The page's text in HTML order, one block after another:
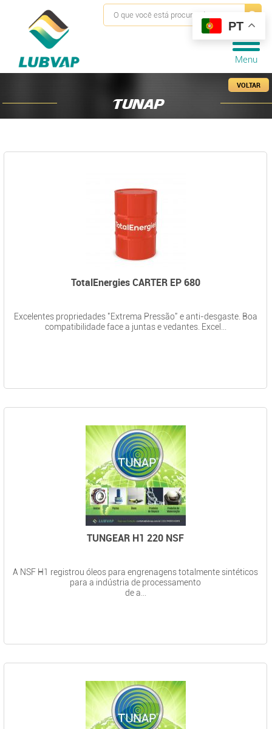
Menu
VOLTAR
TUNAP
TotalEnergies CARTER EP 680
Excelentes propriedades "Extrema Pressão" e anti-desgaste. Boa
compatibilidade face a juntas e vedantes. Excel...
TUNGEAR H1 220 NSF
A NSF H1 registrou óleos para engrenagens totalmente sintéticos
para a indústria de processamento
de a...
PT